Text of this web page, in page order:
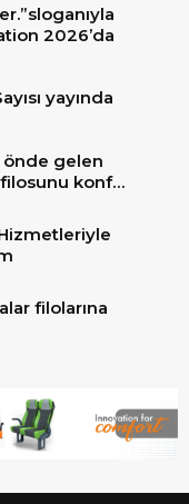
2026’da
yayında
gelen
konfor
filolarına